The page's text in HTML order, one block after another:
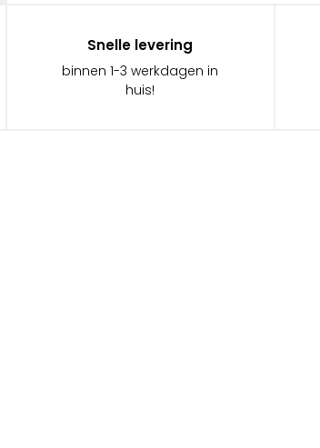
Snelle levering
binnen 1-3 werkdagen in
huis!